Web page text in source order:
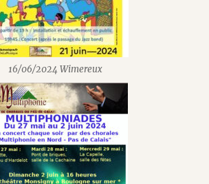
16/06/2024 Wimereux